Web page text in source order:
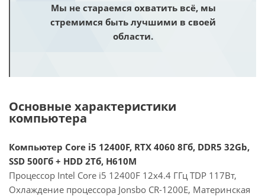
Мы не стараемся охватить всё, мы
стремимся быть лучшими в своей
области.
Основные характеристики
компьютера
Компьютер Core i5 12400F, RTX 4060 8Гб, DDR5 32Gb,
SSD 500Гб + HDD 2Тб, H610M
Процессор Intel Core i5 12400F 12x4.4 ГГц TDP 117Вт,
Охлаждение процессора Jonsbo CR-1200E, Материнская